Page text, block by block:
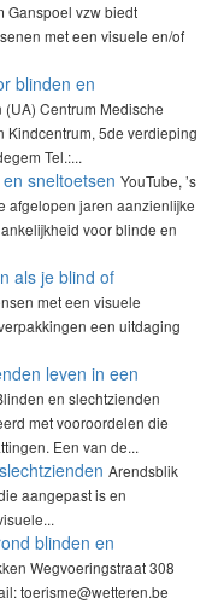
Ganspoel vzw biedt
met een visuele en/of
blinden en
Centrum Medische
Kindcentrum, 5de verdieping
Tel.:...
sneltoetsen YouTube, ’s
afgelopen jaren aanzienlijke
voor blinde en
als je blind of
met een visuele
een uitdaging
leven in een
en slechtzienden
met vooroordelen die
Een van de...
Arendsblik
aangepast is en
blinden en
Wegvoeringstraat 308
toerisme@wetteren.be